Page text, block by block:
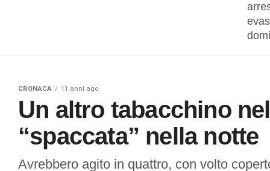
CRONACA 11 anni ago
Un altro tabacchino
“spaccata” nella notte
Avrebbero agito in quattro, con volto